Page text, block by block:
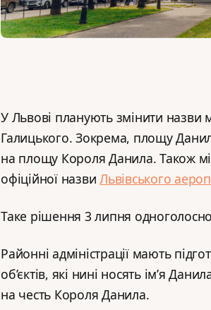
У Львові планують змінити назви
Галицького. Зокрема, площу
на площу Короля Данила. Також
офіційної назвиЛьвівського
Таке рішення 3 липня одноголосно
Районні адміністрації мають
об’єктів, які нині носять ім’я
на честь Короля Данила.